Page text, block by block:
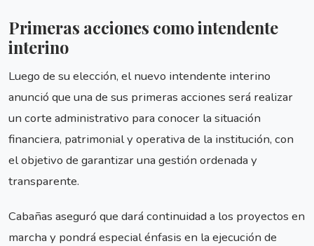
Primeras acciones como intendente
interino
Luego de su elección, el nuevo intendente interino
anunció que una de sus primeras acciones será realizar
un corte administrativo para conocer la situación
financiera, patrimonial y operativa de la institución, con
el objetivo de garantizar una gestión ordenada y
transparente.
Cabañas aseguró que dará continuidad a los proyectos en
marcha y pondrá especial énfasis en la ejecución de